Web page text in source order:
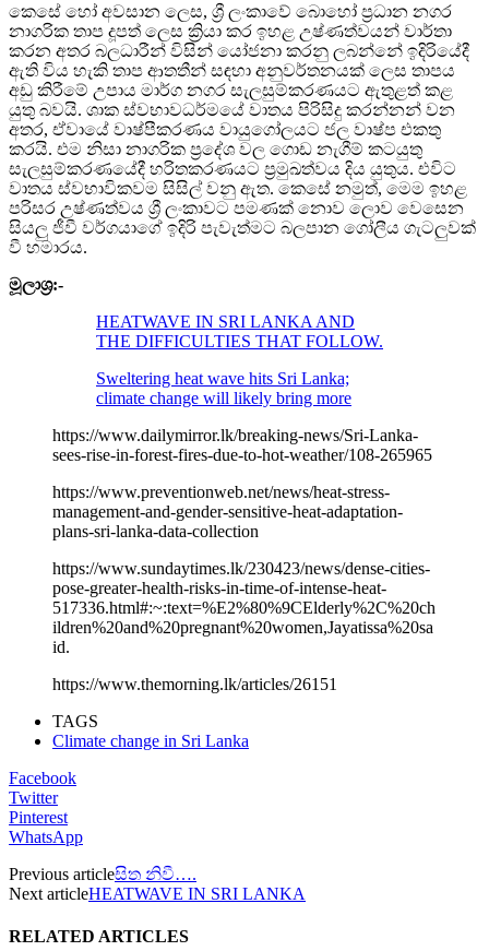
කෙසේ හෝ අවසාන ලෙස, ශ්‍රී ලංකාවේ බොහෝ ප්‍රධාන නගර
නාගරික තාප දූපත් ලෙස ක්‍රියා කර ඉහළ උෂ්ණත්වයන් වාර්තා
කරන අතර බලධාරීන් විසින් යෝජනා කරනු ලබන්නේ ඉදිරියේදී
ඇති විය හැකි තාප ආතතීන් සඳහා අනුවර්තනයක් ලෙස තාපය
අඩු කිරීමේ උපාය මාර්ග නගර සැලසුම්කරණයට ඇතුළත් කළ
යුතු බවයි. ශාක ස්වභාවධර්මයේ වාතය පිරිසිදු කරන්නන් වන
අතර, ඒවායේ වාෂ්පීකරණය වායුගෝලයට ජල වාෂ්ප එකතු
කරයි. එම නිසා නාගරික ප්‍රදේශ වල ගොඩ නැගීම් කටයුතු
සැලසුම්කරණයේදී හරිතකරණයට ප්‍රමුඛත්වය දිය යුතුය. එවිට
වාතය ස්වභාවිකවම සිසිල් වනු ඇත. කෙසේ නමුත්, මෙම ඉහළ
පරිසර උෂ්ණත්වය ශ්‍රී ලංකාවට පමණක් නොව ලොව වෙසෙන
සියලු ජීවී වර්ගයාගේ ඉදිරි පැවැත්මට බලපාන ගෝලීය ගැටලුවක්
වී හමාරය.
මූලාශ්‍ර:-
HEATWAVE IN SRI LANKA AND
THE DIFFICULTIES THAT FOLLOW.
Sweltering heat wave hits Sri Lanka;
climate change will likely bring more
https://www.dailymirror.lk/breaking-news/Sri-Lanka-
sees-rise-in-forest-fires-due-to-hot-weather/108-265965
https://www.preventionweb.net/news/heat-stress-
management-and-gender-sensitive-heat-adaptation-
plans-sri-lanka-data-collection
https://www.sundaytimes.lk/230423/news/dense-cities-
pose-greater-health-risks-in-time-of-intense-heat-
517336.html#:~:text=%E2%80%9CElderly%2C%20ch
ildren%20and%20pregnant%20women,Jayatissa%20sa
id.
https://www.themorning.lk/articles/26151
TAGS
Climate change in Sri Lanka
Facebook
Twitter
Pinterest
WhatsApp
Previous articleසිත නිවී….
Next articleHEATWAVE IN SRI LANKA
RELATED ARTICLES